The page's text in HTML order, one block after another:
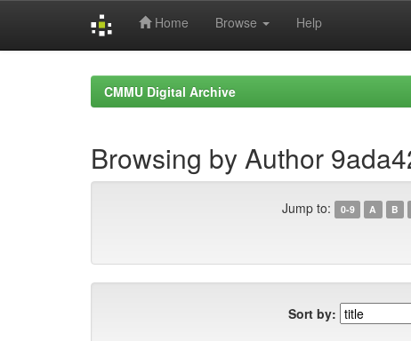
Home Browse Help
CMMU Digital Archive
Browsing by Author
Jump to: 0-9 A B
Sort by: